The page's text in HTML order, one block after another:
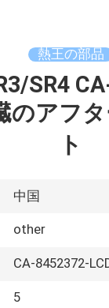
熱王の部品
SR4
のアフ
ト
中国
other
CA-8452372-
5